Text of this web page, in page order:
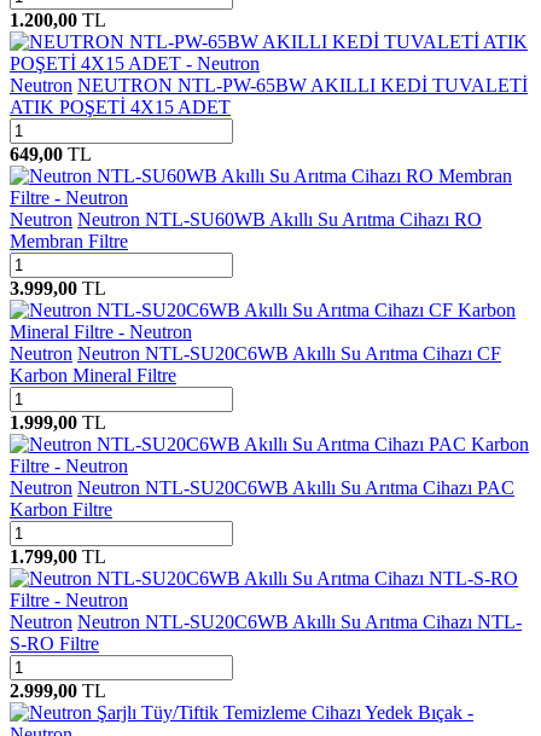
1.200,00 TL
Neutron NEUTRON NTL-PW-65BW AKILLI KEDİ TUVALETİ
ATIK POŞETİ 4X15 ADET
649,00 TL
Neutron Neutron NTL-SU60WB Akıllı Su Arıtma Cihazı RO
Membran Filtre
3.999,00 TL
Neutron Neutron NTL-SU20C6WB Akıllı Su Arıtma Cihazı CF
Karbon Mineral Filtre
1.999,00 TL
Neutron Neutron NTL-SU20C6WB Akıllı Su Arıtma Cihazı PAC
Karbon Filtre
1.799,00 TL
Neutron Neutron NTL-SU20C6WB Akıllı Su Arıtma Cihazı NTL-
S-RO Filtre
2.999,00 TL